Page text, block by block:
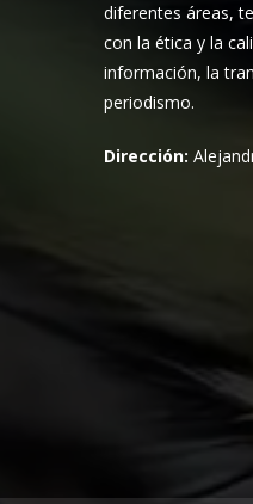
diferentes áreas,
con la ética y la
información, la
periodismo.
Dirección: